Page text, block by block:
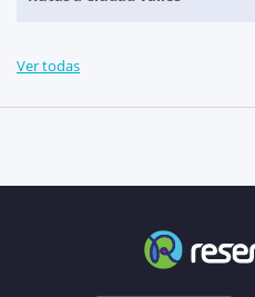
Ver todas